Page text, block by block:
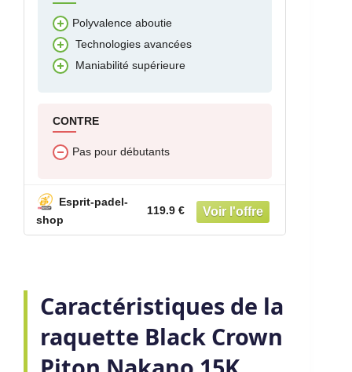
Polyvalence aboutie
Technologies avancées
Maniabilité supérieure
CONTRE
Pas pour débutants
Esprit-padel-
shop
119.9 €
Caractéristiques de la
raquette Black Crown